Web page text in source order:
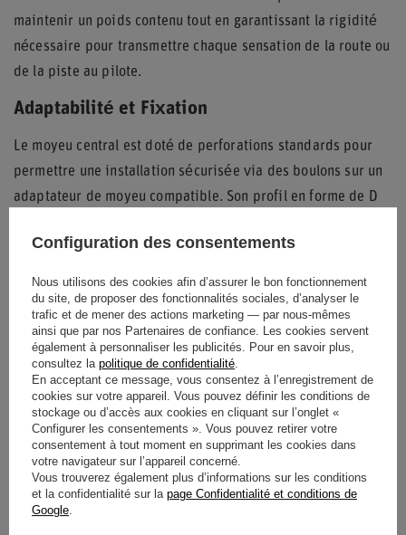
maintenir un poids contenu tout en garantissant la rigidité
nécessaire pour transmettre chaque sensation de la route ou
de la piste au pilote.
Adaptabilité et Fixation
Le moyeu central est doté de perforations standards pour
permettre une installation sécurisée via des boulons sur un
adaptateur de moyeu compatible. Son profil en forme de D
les cockpits étroits des voitures de compétition ou des
Le logo Sparco est discrètement apposé au centre du rayon
inférieur, garantissant l'authenticité de cet équipement de
sport automobile. Que ce soit pour une utilisation réelle en
compétition ou pour une configuration de simulation haut de
gamme, le Sparco F-10A s'impose comme un choix de
référence pour les passionnés de motorsport.
État
Configuration des consentements
Nous utilisons des cookies afin d’assurer le bon fonctionnement
du site, de proposer des fonctionnalités sociales, d’analyser le
trafic et de mener des actions marketing — par nous-mêmes
ainsi que par nos Partenaires de confiance. Les cookies servent
également à personnaliser les publicités. Pour en savoir plus,
consultez la politique de confidentialité
En acceptant ce message, vous consentez à l’enregistrement de
cookies sur votre appareil. Vous pouvez définir les conditions de
stockage ou d’accès aux cookies en cliquant sur l’onglet «
Configurer les consentements ». Vous pouvez retirer votre
consentement à tout moment en supprimant les cookies dans
votre navigateur sur l’appareil concerné.
Vous trouverez également plus d’informations sur les conditions
et la confidentialité sur la page Confidentialité et conditions de
Google